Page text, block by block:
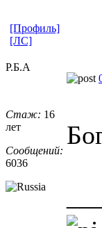
[Профиль]
[ЛС]
Р.Б.А
Стаж: 16
лет
Сообщений:
6036